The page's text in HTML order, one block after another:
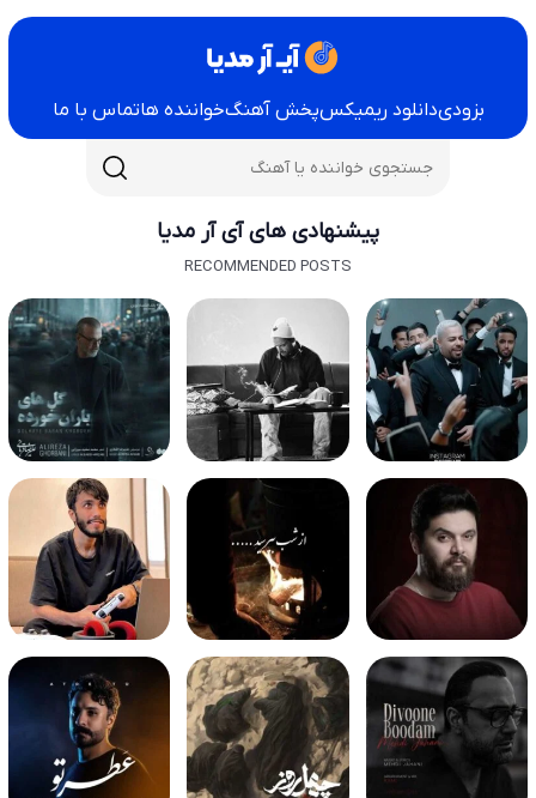
بزودیدانلود ریمیکسپخش آهنگخواننده هاتماس با ما
پیشنهادی های آی آر مدیا
RECOMMENDED POSTS